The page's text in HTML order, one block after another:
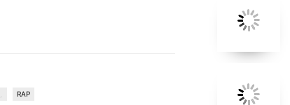
RAP